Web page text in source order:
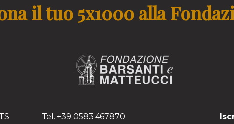
il tuo 5x1000 alla
Tel. +39 0583 467870